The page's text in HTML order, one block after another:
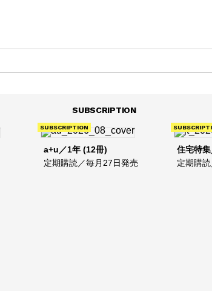
SUBSCRIPTION
SUBSCRIPTION
a+u／1年 (12冊)
定期購読／毎月27日発売
住宅特
定期購